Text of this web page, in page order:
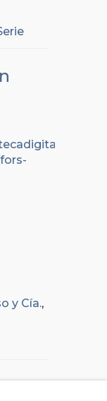
y Cía.,